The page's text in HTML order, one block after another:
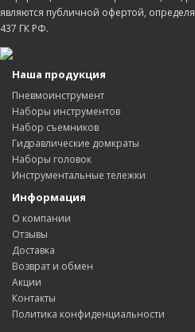
являются публичной офертой,
437 ГК РФ.
Наша продукция
Пневмоинструмент
Наборы инструментов
Набор съемников
Гидравлические домкраты
Наборы головок
Инструментальные тележки
Информация
О компании
Отзывы
Доставка
Возврат и обмен
Акции
Контакты
Политика конфиденциальности